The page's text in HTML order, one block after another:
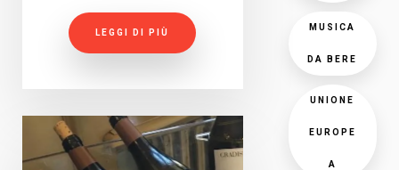
LEGGI DI PIÙ
MUSICA
DA BERE
UNIONE
EUROPE
A